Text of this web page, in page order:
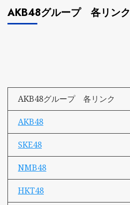
AKB48グループ 各リンク
AKB48グループ 各リンク
AKB48
SKE48
NMB48
HKT48